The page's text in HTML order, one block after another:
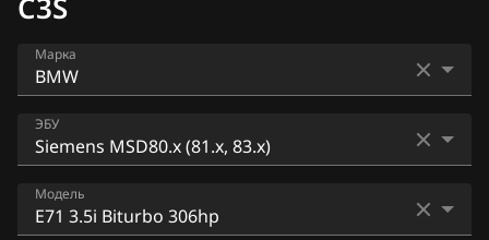
Марка
Acura
Alfa Romeo
ATLAS
ЭБУ
Bosch EDC16CP35
Bosch EDC17C41
Модель